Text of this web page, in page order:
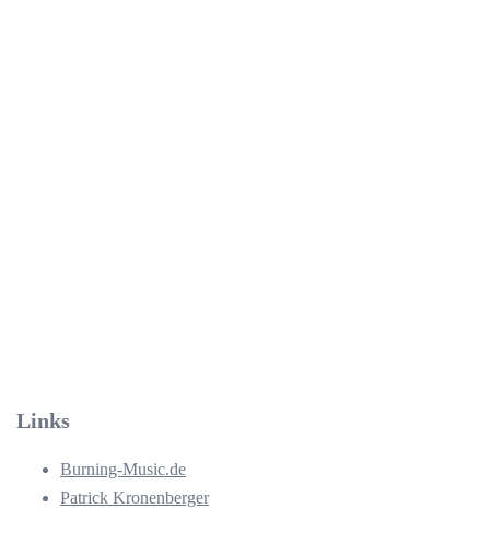
Links
Burning-Music.de
Patrick Kronenberger